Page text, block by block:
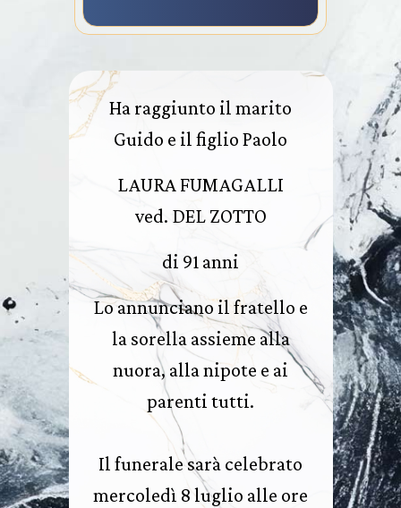
Ha raggiunto il marito
Guido e il figlio Paolo
LAURA FUMAGALLI
ved. DEL ZOTTO
di 91 anni
Lo annunciano il fratello e
la sorella assieme alla
nuora, alla nipote e ai
parenti tutti.
Il funerale sarà celebrato
mercoledì 8 luglio alle ore